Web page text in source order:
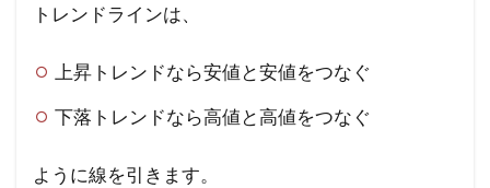
トレンドラインは、
上昇トレンドなら安値と安値をつなぐ
下落トレンドなら高値と高値をつなぐ
ように線を引きます。